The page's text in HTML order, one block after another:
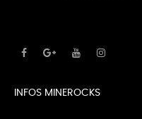
INFOS MINEROCKS